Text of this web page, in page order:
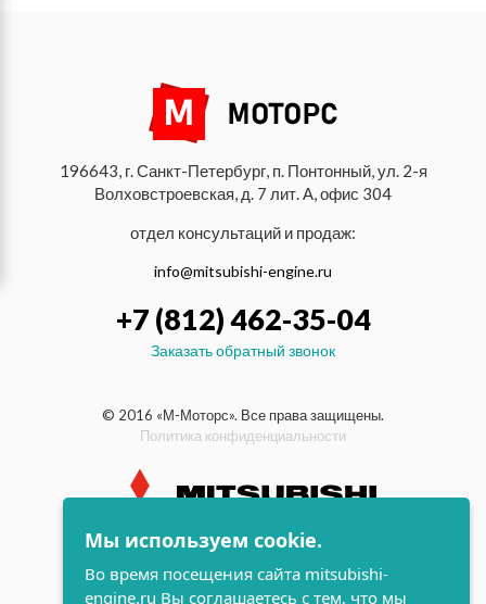
196643, г. Санкт-Петербург, п. Понтонный, ул. 2-я
Волховстроевская, д. 7 лит. А, офис 304
отдел консультаций и продаж:
info@mitsubishi-engine.ru
+7 (812) 462-35-04
Заказать обратный звонок
© 2016 «М-Моторс». Все права защищены.
Политика конфиденциальности
индустриальные и морские
дизельные двигатели Mitsubishi
Мы используем cookie.
Во время посещения сайта mitsubishi-
engine.ru Вы соглашаетесь с тем, что мы